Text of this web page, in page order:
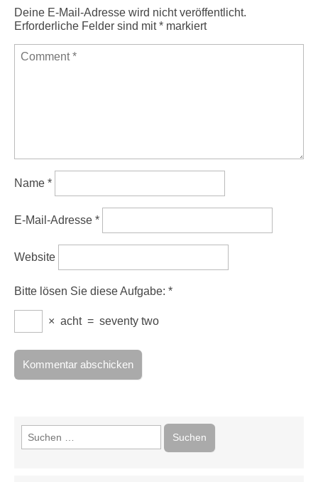
Deine E-Mail-Adresse wird nicht veröffentlicht.
Erforderliche Felder sind mit* markiert
Name *
E-Mail-Adresse *
Website
Bitte lösen Sie diese Aufgabe: *
× acht = seventy two
Suchen
nach: